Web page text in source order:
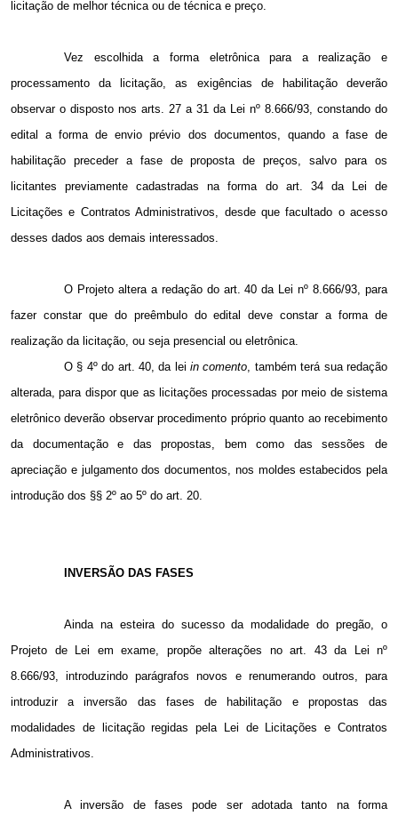
licitação de melhor técnica ou de técnica e preço.
Vez escolhida a forma eletrônica para a realização e
processamento da licitação, as exigências de habilitação deverão
observar o disposto nos arts. 27 a31 da Lei nº 8.666/93, constando do
edital a forma de envio prévio dos documentos, quando a fase de
habilitação preceder a fase de proposta de preços, salvo para os
licitantes previamente cadastradas na forma do art. 34 da Lei de
Licitações e Contratos Administrativos, desde que facultado o acesso
desses dados aos demais interessados.
O Projeto altera a redação do art. 40 da Lei nº 8.666/93, para
fazer constar que do preêmbulo do edital deve constar a forma de
realização da licitação, ou seja presencial ou eletrônica.
O § 4º do art. 40, da leiin comento, também terá sua redação
alterada, para dispor que as licitações processadas por meio de sistema
eletrônico deverão observar procedimento próprio quanto ao recebimento
da documentação e das propostas, bem como das sessões de
apreciação e julgamento dos documentos, nos moldes estabecidos pela
introdução dos §§ 2º ao 5º do art. 20.
INVERSÃO DAS FASES
Ainda na esteira do sucesso da modalidade do pregão, o
Projeto de Lei em exame, propõe alterações no art. 43 da Lei nº
8.666/93, introduzindo parágrafos novos e renumerando outros, para
introduzir a inversão das fases de habilitação e propostas das
modalidades de licitação regidas pela Lei de Licitações e Contratos
Administrativos.
A inversão de fases pode ser adotada tanto na forma